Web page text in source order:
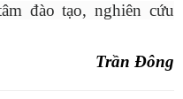
đào tạo, nghiên cứu
Trần Đông